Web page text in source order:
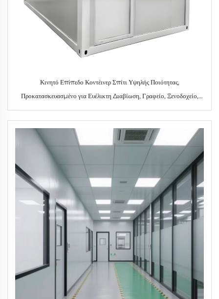
Κινητό Επίπεδο Κοντέινερ Σπίτι Υψηλής Ποιότητας,
Προκατασκευασμένο για Ευέλικτη Διαβίωση, Γραφείο, Ξενοδοχείο,
Εξωτερική Βίλα, Κατασκευασμένο Με Σάντουιτς Πάνελ